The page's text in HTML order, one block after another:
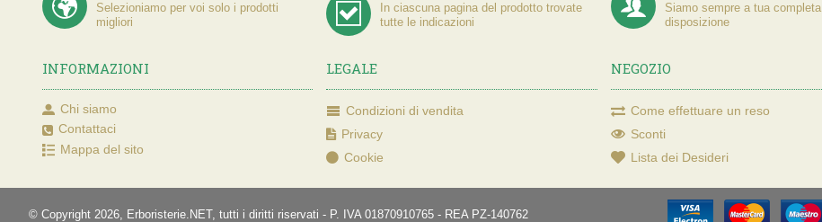
Selezioniamo per voi solo i prodotti
migliori
In ciascuna pagina del prodotto trovate
tutte le indicazioni
Siamo sempre a tua completa
disposizione
INFORMAZIONI
Chi siamo
Contattaci
Mappa del sito
LEGALE
Condizioni di vendita
Privacy
Cookie
NEGOZIO
Come effettuare un reso
Sconti
Lista dei Desideri
© Copyright 2026, Erboristerie.NET, tutti i diritti riservati - P. IVA 01870910765 - REA PZ-140762